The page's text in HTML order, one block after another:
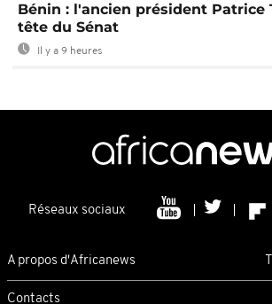
Bénin : l'ancien président Patrice
tête du Sénat
Il y a 9 heures
Réseaux sociaux
A propos d'Africanews
Contacts